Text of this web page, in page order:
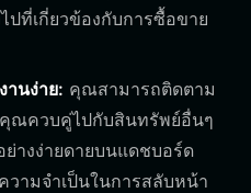
ปที่เกี่ยวข้องกับการซื้อขาย
านง่าย: คุณสามารถติดตาม
ณควบคู่ไปกับสินทรัพย์อื่นๆ
างง่ายดายบนแดชบอร์ด
วามจำเป็นในการสลับหน้า